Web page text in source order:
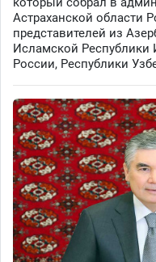
Астраханской области
представителей из
Исламской Республики
России, Республики